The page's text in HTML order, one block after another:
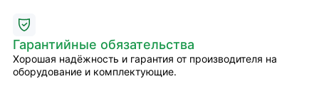
Гарантийные обязательства
Хорошая надёжность и гарантия от производителя на
оборудование и комплектующие.